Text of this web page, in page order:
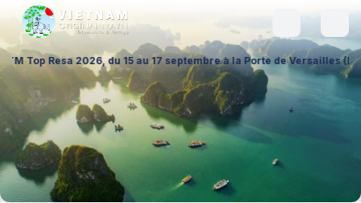
du 15 au 17 septembre à la Porte de Versailles (Hall 1 – Stand